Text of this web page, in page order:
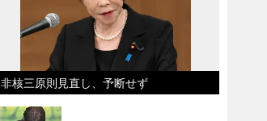
非核三原則見直し、予断せず